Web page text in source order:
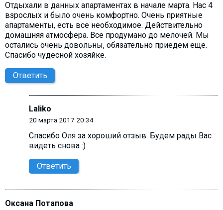
Отдыхали в данных апартаментах в начале марта. Нас 4
взрослых и было очень комфортно. Очень приятные
апартаменты, есть все необходимое. Действительно
домашняя атмосфера. Все продумано до мелочей. Мы
остались очень довольны, обязательно приедем еще.
Спасибо чудесной хозяйке.
Ответить
Laliko
20 марта 2017 20:34
Спасибо Оля за хороший отзыв. Будем рады Вас
видеть снова :)
Ответить
Оксана Потапова